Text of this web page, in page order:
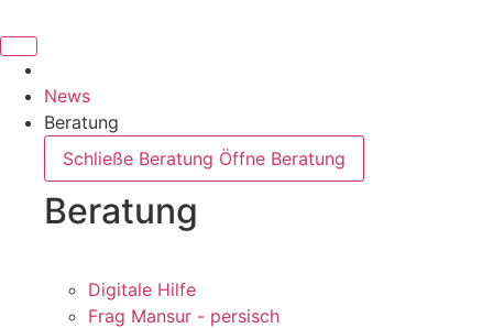
News
Beratung
Schließe Beratung Öffne Beratung
Beratung
Digitale Hilfe
Frag Mansur - persisch